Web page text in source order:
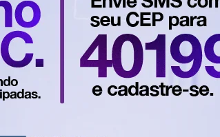
da Educação (MEC) para o Enare
brasileiras, em 13 de setembro,
delas com cinco alternativas, sendo